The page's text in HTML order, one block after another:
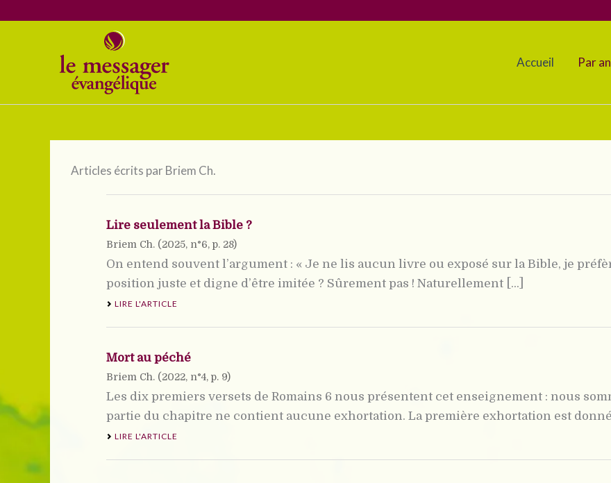
Accueil Par
Articles écrits par Briem Ch.
Lire seulement la Bible ?
Briem Ch. (2025, n°6, p. 28)
On entend souvent l’argument : « Je ne lis aucun livre ou exposé sur la Bible, je
position juste et digne d’être imitée ? Sûrement pas ! Naturellement [...]
LIRE L'ARTICLE
Mort au péché
Briem Ch. (2022, n°4, p. 9)
Les dix premiers versets de Romains 6 nous présentent cet enseignement : nous
partie du chapitre ne contient aucune exhortation. La première exhortation est
LIRE L'ARTICLE